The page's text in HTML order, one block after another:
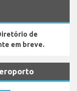
de
em breve.